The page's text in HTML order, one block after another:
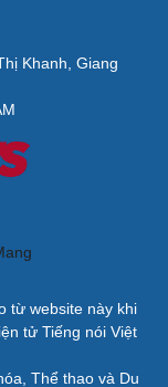
Khanh, Giang
từ website này khi
tử Tiếng nói Việt
Thể thao và Du